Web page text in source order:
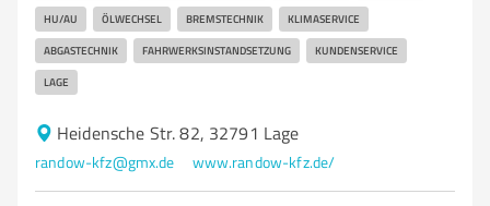
HU/AU ÖLWECHSEL BREMSTECHNIK KLIMASERVICE
ABGASTECHNIK FAHRWERKSINSTANDSETZUNG KUNDENSERVICE
LAGE
Heidensche Str. 82, 32791 Lage
randow-kfz@gmx.de www.randow-kfz.de/